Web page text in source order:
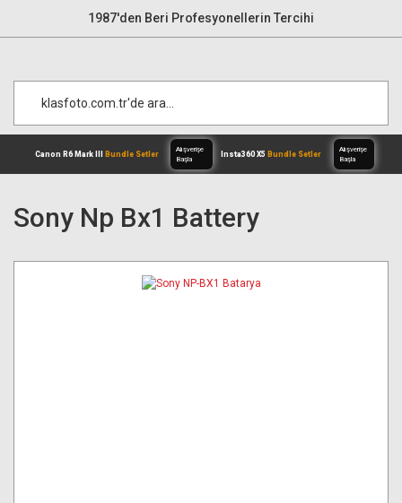
1987'den Beri Profesyonellerin Tercihi
Başla
Sony Np Bx1 Battery